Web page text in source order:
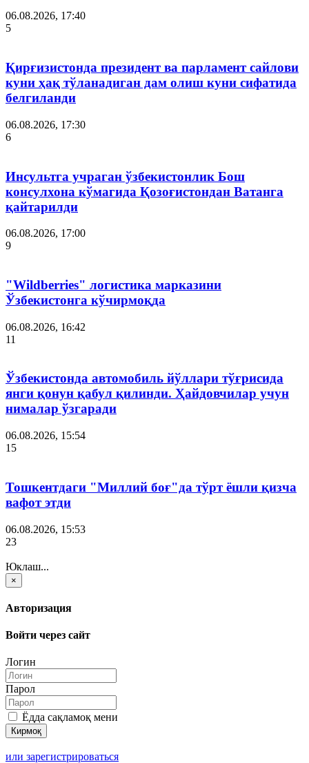
06.08.2026, 17:40
5
Қирғизистонда президент ва парламент сайлови
куни ҳақ тўланадиган дам олиш куни сифатида
белгиланди
06.08.2026, 17:30
6
Инсультга учраган ўзбекистонлик Бош
консулхона кўмагида Қозоғистондан Ватанга
қайтарилди
06.08.2026, 17:00
9
"Wildberries" логистика марказини
Ўзбекистонга кўчирмоқда
06.08.2026, 16:42
11
Ўзбекистонда автомобиль йўллари тўғрисида
янги қонун қабул қилинди. Ҳайдовчилар учун
нималар ўзгаради
06.08.2026, 15:54
15
Тошкентдаги "Миллий боғ"да тўрт ёшли қизча
вафот этди
06.08.2026, 15:53
23
Юклаш...
×
Авторизация
Войти через сайт
Логин
Парол
Ёдда сақламоқ мени
или зарегистрироваться